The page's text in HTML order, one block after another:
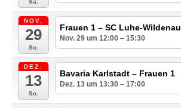
Sa.
NOV.
29
So.
Frauen 1 – SC Luhe-Wildenau
Nov. 29 um 12:00 – 15:30
DEZ.
13
So.
Bavaria Karlstadt – Frauen 1
Dez. 13 um 13:30 – 17:00